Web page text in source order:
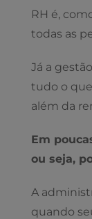
RH é,
todas as
Já a
tudo o
além da
Em
ou seja,
A
quando